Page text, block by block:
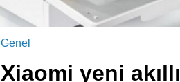
Genel
Xiaomi yeni akıllı